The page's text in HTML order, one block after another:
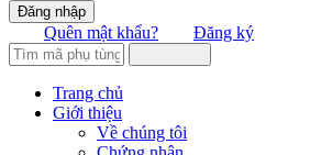
Đăng nhập
Quên mật khẩu? Đăng ký
Trang chủ
Giới thiệu
Về chúng tôi